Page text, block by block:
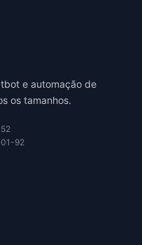
e automação de
os tamanhos.
92